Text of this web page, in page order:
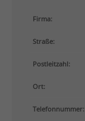
About us
Lorem ipsum
elit.
Aenean
Firma:
Straße:
Postleitzahl:
Ort:
Telefonnummer: